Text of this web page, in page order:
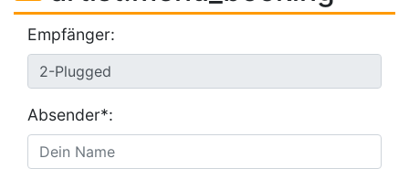
Empfänger:
Absender*: